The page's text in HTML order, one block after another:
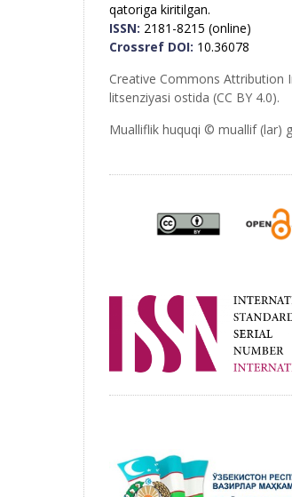
qatoriga kiritilgan.
ISSN: 2181-8215 (online)
Crossref DOI: 10.36078
Creative Commons Attribution
litsenziyasi ostida (CC BY 4.0).
Mualliflik huquqi © muallif (lar)